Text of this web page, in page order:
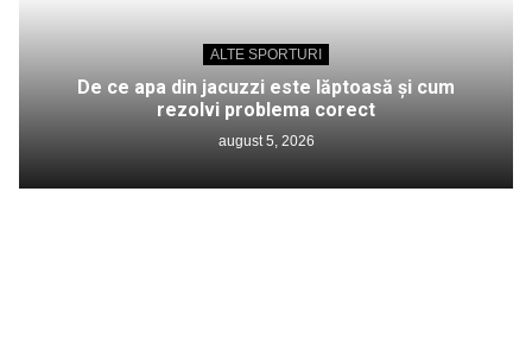
ALTE SPORTURI
De ce apa din jacuzzi este lăptoasă și cum
rezolvi problema corect
august 5, 2026